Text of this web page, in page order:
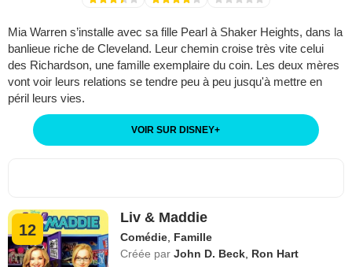
Mia Warren s’installe avec sa fille Pearl à Shaker Heights, dans la
banlieue riche de Cleveland. Leur chemin croise très vite celui
des Richardson, une famille exemplaire du coin. Les deux mères
vont voir leurs relations se tendre peu à peu jusqu'à mettre en
péril leurs vies.
VOIR SUR DISNEY+
12
Liv & Maddie
Comédie Famille
Créée par John D. Beck Ron Hart